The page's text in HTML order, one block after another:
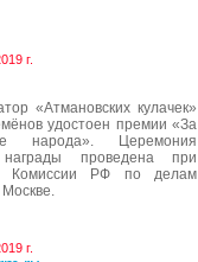
г.
«Атмановских кулачек»
удостоен премии «За
народа». Церемония
награды проведена при
Комиссии РФ по делам
г.